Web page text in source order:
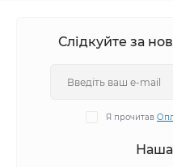
Слідкуйте за
Я прочитав
Наша